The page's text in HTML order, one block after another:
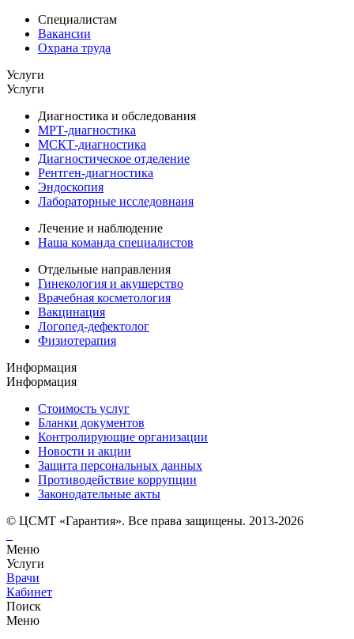
Специалистам
Вакансии
Охрана труда
Услуги
Услуги
Диагностика и обследования
МРТ-диагностика
МСКТ-диагностика
Диагностическое отделение
Рентген-диагностика
Эндоскопия
Лабораторные исследовнаия
Лечение и наблюдение
Наша команда специалистов
Отдельные направления
Гинекология и акушерство
Врачебная косметология
Вакцинация
Логопед-дефектолог
Физиотерапия
Информация
Информация
Стоимость услуг
Бланки документов
Контролирующие организации
Новости и акции
Защита персональных данных
Противодействие коррупции
Законодательные акты
© ЦСМТ «Гарантия». Все права защищены. 2013-2026
Меню
Услуги
Врачи
Кабинет
Поиск
Меню